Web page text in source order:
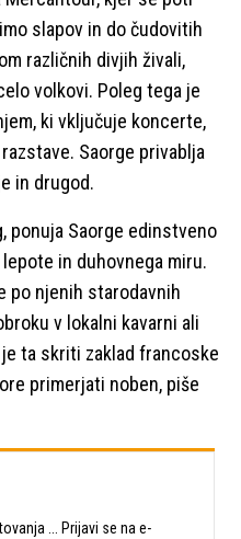
slapov in do čudovitih
različnih divjih živali,
volkovi. Poleg tega je
ki vključuje koncerte,
Saorge privablja
in drugod.
ponuja Saorge edinstveno
in duhovnega miru.
po njenih starodavnih
v lokalni kavarni ali
ta skriti zaklad francoske
primerjati noben, piše
... Prijavi se na e-